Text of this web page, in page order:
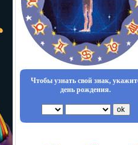
Чтобы узнать свой знак,
день рождения.